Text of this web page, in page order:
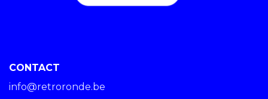
CONTACT
info@retroronde.be